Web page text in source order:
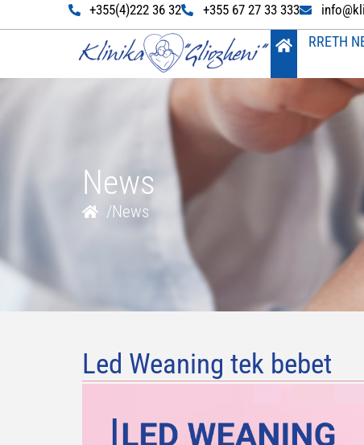
+355(4)222 36 32 +355 67 27 33 333
RRETH
News
/News
Led Weaning tek bebet